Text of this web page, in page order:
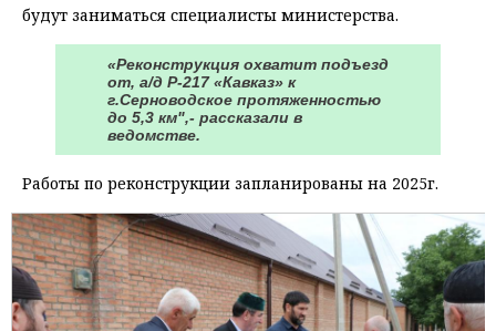
будут заниматься специалисты министерства.
«Реконструкция охватит подъезд
от, а/д Р-217 «Кавказ» к
г.Серноводское протяженностью
до 5,3 км",- рассказали в
ведомстве.
Работы по реконструкции запланированы на 2025г.